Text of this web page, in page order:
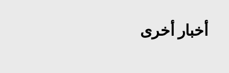
أخبار أخرى